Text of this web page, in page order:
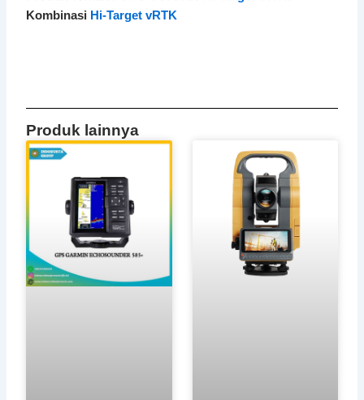
Kombinasi Hi-Target vRTK
Produk lainnya